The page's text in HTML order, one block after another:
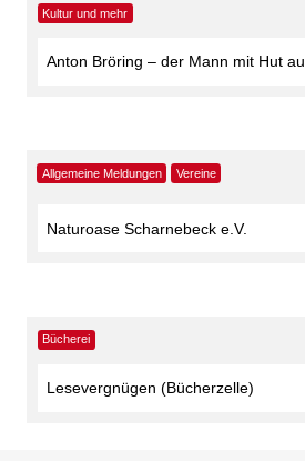
Kultur und mehr
Anton Bröring – der Mann mit Hut
Allgemeine Meldungen Vereine
Naturoase Scharnebeck e.V.
Bücherei
Lesevergnügen (Bücherzelle)